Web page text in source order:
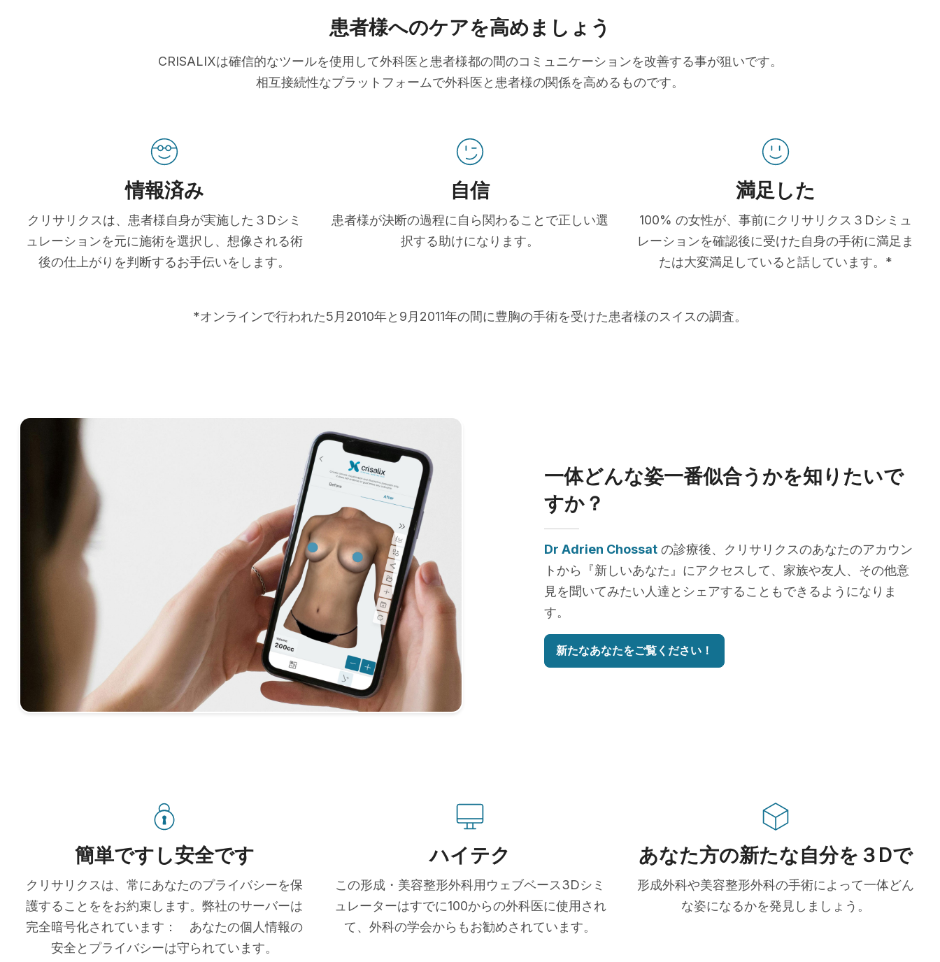
患者様へのケアを高めましょう
CRISALIXは確信的なツールを使用して外科医と患者様都の間のコミュニケーションを改善する事が狙いです。
相互接続性なプラットフォームで外科医と患者様の関係を高めるものです。
情報済み
クリサリクスは、患者様自身が実施した３Dシミ
ュレーションを元に施術を選択し、想像される術
後の仕上がりを判断するお手伝いをします。
自信
患者様が決断の過程に自ら関わることで正しい選
択する助けになります。
満足した
100% の女性が、事前にクリサリクス３Dシミュ
レーションを確認後に受けた自身の手術に満足ま
たは大変満足していると話しています。*
*オンラインで行われた5月2010年と9月2011年の間に豊胸の手術を受けた患者様のスイスの調査。
一体どんな姿一番似合うかを知りたいで
すか？
Dr Adrien Chossat の診療後、クリサリクスのあなたのアカウン
トから『新しいあなた』にアクセスして、家族や友人、その他意
見を聞いてみたい人達とシェアすることもできるようになりま
す。
新たなあなたをご覧ください！
簡単ですし安全です
クリサリクスは、常にあなたのプライバシーを保
護することををお約束します。弊社のサーバーは
完全暗号化されています： あなたの個人情報の
安全とプライバシーは守られています。
ハイテク
この形成・美容整形外科用ウェブベース3Dシミ
ュレーターはすでに100からの外科医に使用され
て、外科の学会からもお勧めされています。
あなた方の新たな自分を３Dで
形成外科や美容整形外科の手術によって一体どん
な姿になるかを発見しましょう。